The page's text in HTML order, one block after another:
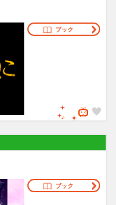
ブック
ブック